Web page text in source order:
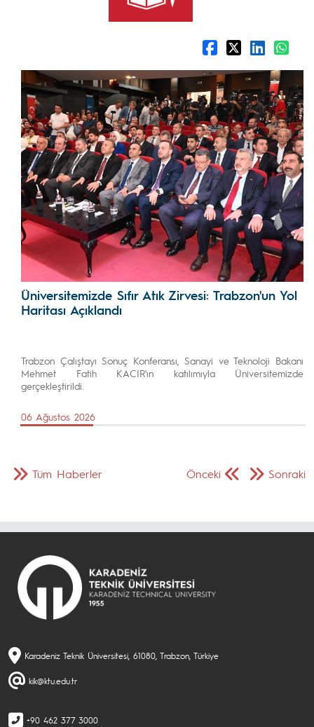
Üniversitemizde Sıfır Atık Zirvesi: Trabzon'un Yol
Haritası Açıklandı
Trabzon Çalıştayı Sonuç Konferansı, Sanayi ve Teknoloji Bakanı
Mehmet Fatih KACIR'ın katılımıyla Üniversitemizde
gerçekleştirildi.
06 Ağustos 2026
Önceki Sonraki
Tüm Haberler
Karadeniz Teknik Üniversitesi, 61080, Trabzon, Türkiye
kik@ktu.edu.tr
+90 462 377 3000